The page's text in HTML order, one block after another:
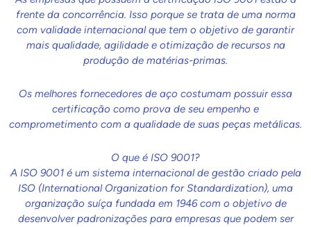
frente da concorrência. Isso porque se trata de uma norma
com validade internacional que tem o objetivo de garantir
mais qualidade, agilidade e otimização de recursos na
produção de matérias-primas.
Os melhores fornecedores de aço costumam possuir essa
certificação como prova de seu empenho e
comprometimento com a qualidade de suas peças metálicas.
O que é ISO 9001?
A ISO 9001 é um sistema internacional de gestão criado pela
ISO (International Organization for Standardization), uma
organização suíça fundada em 1946 com o objetivo de
desenvolver padronizações para empresas que podem ser